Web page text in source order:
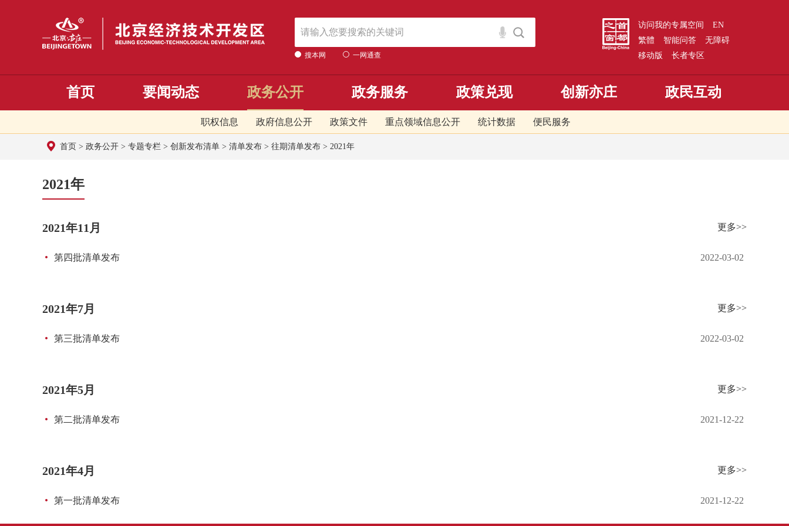
搜本网 一网通查
访问我的专属空间
EN
繁體
智能问答
无障碍
移动版
长者专区
首页 要闻动态 政务公开
职权信息 政府信息公开 政策文件 重点领域信息公开 统计数据 便民服务
政务服务 政策兑现 创新亦庄 政民互动
首页 > 政务公开 > 专题专栏 > 创新发布清单 > 清单发布 > 往期清单发布 > 2021年
2021年
2021年11月 更多>>
第四批清单发布 2022-03-02
2021年7月 更多>>
第三批清单发布 2022-03-02
2021年5月 更多>>
第二批清单发布 2021-12-22
2021年4月 更多>>
第一批清单发布 2021-12-22